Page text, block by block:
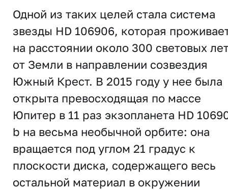
Одной из таких целей стала система
звезды HD 106906, которая
на расстоянии около 300 световых
от Земли в направлении созвездия
Южный Крест. В 2015 году у нее была
открыта превосходящая по массе
Юпитер в 11 раз экзопланета HD
b на весьма необычной орбите: она
вращается под углом 21 градус к
плоскости диска, содержащего весь
остальной материал в окружении